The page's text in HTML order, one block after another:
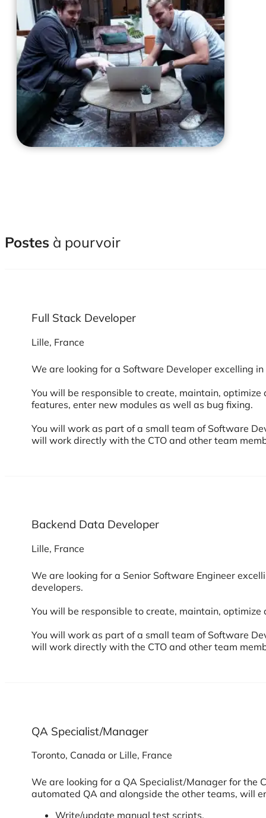
Postes à pourvoir
Full Stack Developer
Lille, France
We are looking for a Software Developer excelling
You will be responsible to create, maintain,
features, enter new modules as well as bug fixing.
You will work as part of a small team of Software
will work directly with the CTO and other team
Backend Data Developer
Lille, France
We are looking for a Senior Software Engineer
developers.
You will be responsible to create, maintain,
You will work as part of a small team of Software
will work directly with the CTO and other team
QA Specialist/Manager
Toronto, Canada or Lille, France
We are looking for a QA Specialist/Manager for the
automated QA and alongside the other teams, will
Write/update manual test scripts.